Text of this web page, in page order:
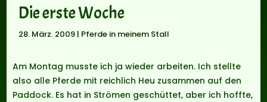
Die erste Woche
28. März. 2009 | Pferde in meinem Stall
Am Montag musste ich ja wieder arbeiten. Ich stellte
also alle Pferde mit reichlich Heu zusammen auf den
Paddock. Es hat in Strömen geschüttet, aber ich hoffte,